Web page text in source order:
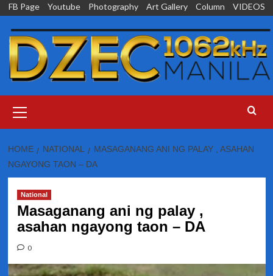
Skip
content
FB Page Youtube Photography Art Gallery Column VIDEOS
Menu
HOME NATIONAL
MASAGANANG ANI NG PALAY , ASAHAN
NGAYONG TAON – DA
National
Masaganang ani ng palay ,
asahan ngayong taon – DA
0